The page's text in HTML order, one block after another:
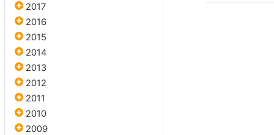
2017
2016
2015
2014
2013
2012
2011
2010
2009